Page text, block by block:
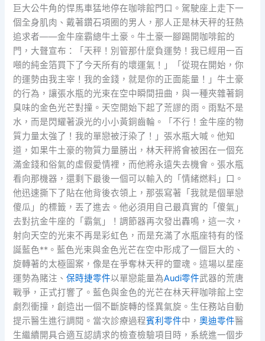
巨大公牛角的悍馬車猛地停在咖啡館門口。駕駛座上走下一
個全身肌肉、戴著鑽石項圈的男人，那人正是林天秤的狂熱
追求者——金牛座霸總牛土豪。牛土豪一腳踢開咖啡館的
門，大聲宣布：「天秤！別管那什麼負運勢！我已經用一百
噸的純金箔買下了今天所有的壞運氣！」「從現在開始，你
的運勢由我主宰！我的金錢，就是你的正面能量！」牛土豪
的行為，讓張水瓶的光束在空中瞬間扭曲，與一種夾雜著銅
臭味的金色光芒對撞。天空開始下起了荒謬的雨。雨點不是
水，而是閃耀著淚光的小小黃銅齒輪。「不行！金牛座的物
質力量太強了！我的單戀被汙染了！」張水瓶大喊。他知
道，如果牛土豪的物質力量勝出，林天秤將會被困在一個充
滿金錢和俗氣的虛假愛情裡，而他將永遠失去機會。張水瓶
看向那機器，還剩下最後一個可以輸入的「情緒燃料」口。
他迅速撕下了貼在他背後衣領上，那張寫著「我就是個單戀
傻瓜」的標籤，丟了進去。他必須用自己最真實的「傻氣」
去對抗金牛座的「霸氣」！調節器再次發出轟鳴，這一次，
射向天空的光束不再是彩虹色，而是充滿了水瓶座特有的怪
誕藍色**。藍色光束與金色光芒在空中形成了一個巨大的、
旋轉著的太極圖案，像是在爭奪林天秤的靈魂。這場以星座
運勢為賭注、保時捷零件以單戀能量為Audi零件武器的荒唐
戰爭，正式打響了。藍色與金色的光芒在林天秤咖啡館上空
劇烈衝撞，創造出一個不斷旋轉的怪異氣旋。生任務站自動
提示醫生進行調閱。當次診療過程賓利零件中，奧迪零件醫
生繼續開具合適互認請求的檢查檢驗項目時，系統進一個步